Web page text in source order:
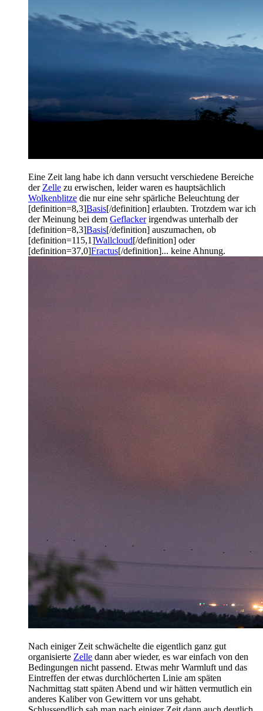
Eine Zeit lang habe ich dann versucht verschiedene Bereiche
der Zelle zu erwischen, leider waren es hauptsächlich
Wolkenblitze die nur eine sehr spärliche Beleuchtung der
[definition=8,3]Basis[/definition] erlaubten. Trotzdem war ich
der Meinung bei dem Geflackerirgendwas unterhalb der
[definition=8,3]Basis[/definition] auszumachen, ob
[definition=115,1]Wallcloud[/definition] oder
[definition=37,0]Fractus[/definition]... keine Ahnung.
Nach einiger Zeit schwächelte die eigentlich ganz gut
organisierte Zelle dann aber wieder, es war einfach von den
Bedingungen nicht passend. Etwas mehr Warmluft und das
Eintreffen der etwas durchlöcherten Linie am späten
Nachmittag statt späten Abend und wir hätten vermutlich ein
anderes Kaliber von Gewittern vor uns gehabt.